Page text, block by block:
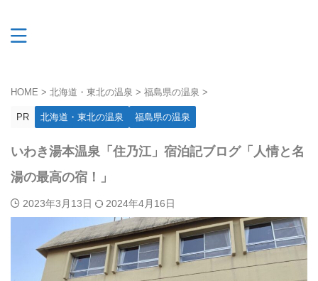
HOME > 北海道・東北の温泉 > 福島県の温泉 >
PR 北海道・東北の温泉 福島県の温泉
いわき湯本温泉「住乃江」宿泊記ブログ「人情と名
湯の最高の宿！」
2023年3月13日 2024年4月16日